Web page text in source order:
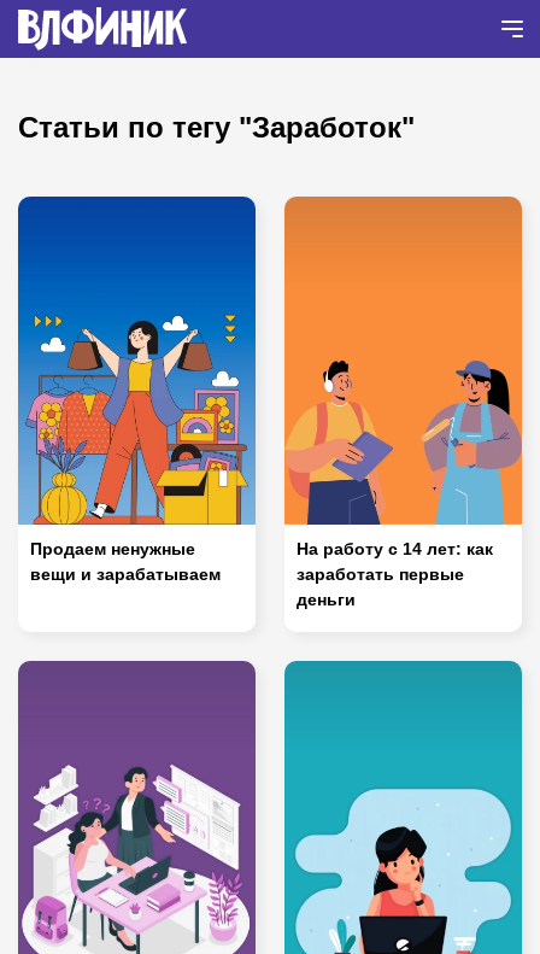
Статьи по тегу "Заработок"
Продаем ненужные
вещи и зарабатываем
На работу с 14 лет: как
заработать первые
деньги